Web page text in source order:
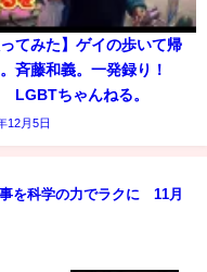
ってみた】ゲイの歩いて帰
斉藤和義。一発録り！
LGBTちゃんねる。
12月5日
科学の力でラクに 11月